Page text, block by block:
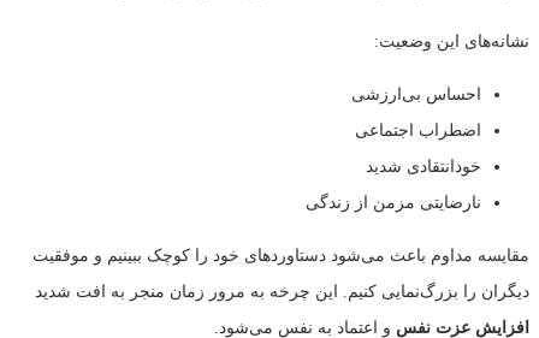
نشانه‌های این وضعیت:
احساس بی‌ارزشی
اضطراب اجتماعی
خودانتقادی شدید
نارضایتی مزمن از زندگی
مقایسه مداوم باعث می‌شود دستاوردهای خود را کوچک ببینیم و موفقیت
دیگران را بزرگ‌نمایی کنیم. این چرخه به مرور زمان منجر به افت شدید
افزایش عزت نفس و اعتماد به نفس می‌شود.